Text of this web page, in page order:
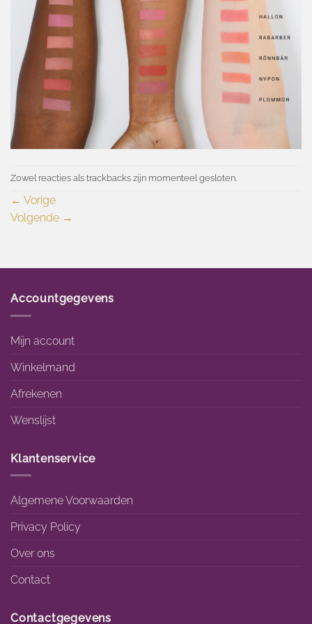
Zowel reacties als trackbacks zijn momenteel gesloten.
← Vorige
Volgende →
Accountgegevens
Mijn account
Winkelmand
Afrekenen
Wenslijst
Klantenservice
Algemene Voorwaarden
Privacy Policy
Over ons
Contact
Contactgegevens